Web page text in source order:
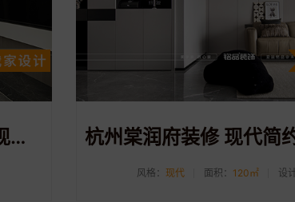
龙吟府装修 3室2厅2卫113平 现代风装修案例分享
风格： 现代 面积： 120㎡ 设